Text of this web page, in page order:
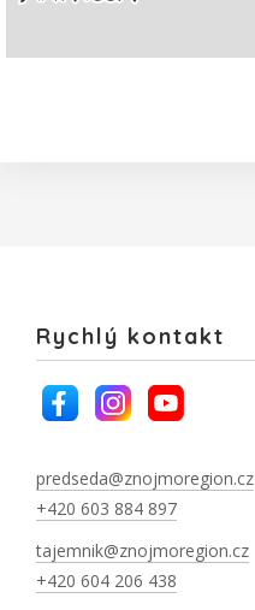
Rychlý kontakt
predseda@znojmoregion.cz
+420 603 884 897
tajemnik@znojmoregion.cz
+420 604 206 438